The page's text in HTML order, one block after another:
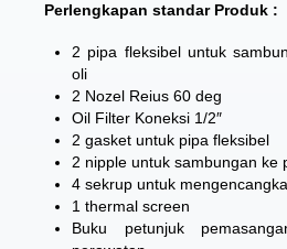
Perlengkapan standar Produk :
2 pipa fleksibel untuk
oli
2 Nozel Reius 60 deg
Oil Filter Koneksi 1/2″
2 gasket untuk pipa fleksibel
2 nipple untuk sambungan ke
4 sekrup untuk
1 thermal screen
Buku petunjuk